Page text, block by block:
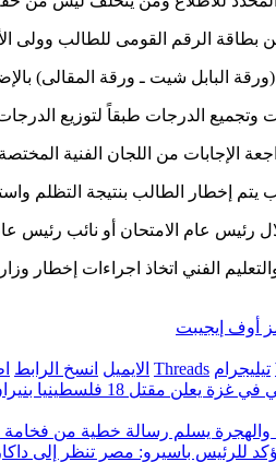
الرقم القومى للطالب وولى
البابل شيت ـ ورقة المقالى)
وتجميع الدرجات طبقاً لتوزيع
الإجابات من اللجان الفنية
إخطار الطالب بنتيجة التظلم
رئيس عام الامتحان أو نائب رئيس
والتعليم الفني اتخاذ اجراءات إخطار
أوف إيجيبت
تيليجرام Threads الايميل انسخ الرابط